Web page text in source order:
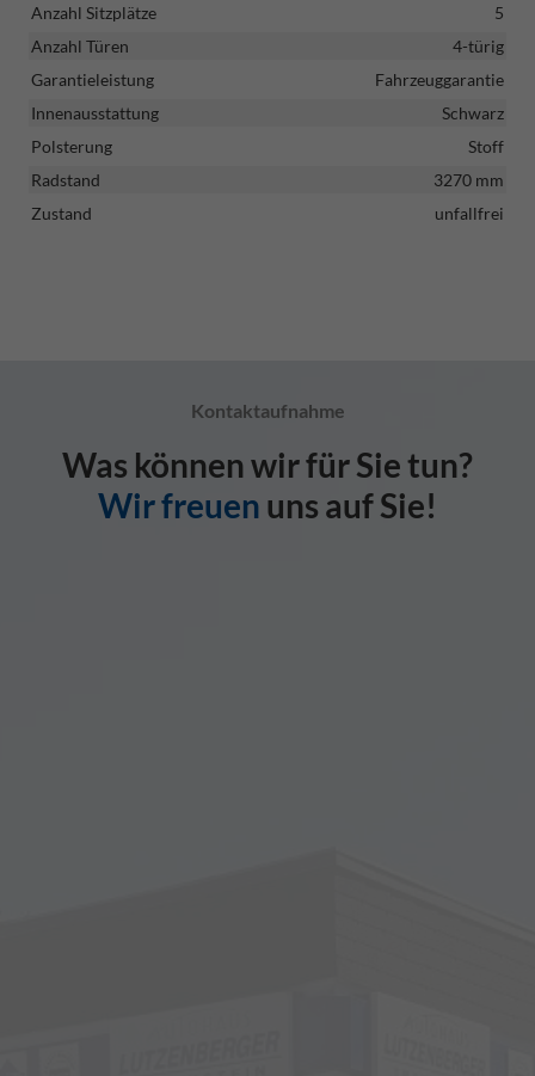
Anzahl Sitzplätze
5
Anzahl Türen
4-türig
Garantieleistung
Fahrzeuggarantie
Innenausstattung
Schwarz
Polsterung
Stoff
Radstand
3270 mm
Zustand
unfallfrei
Kontaktaufnahme
Was können wir für Sie tun?
Wir freuen uns auf Sie!